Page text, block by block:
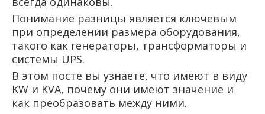
Понимание разницы является ключевым
при определении размера оборудования,
такого как генераторы, трансформаторы и
системы UPS.
В этом посте вы узнаете, что имеют в виду
KW и KVA, почему они имеют значение и
как преобразовать между ними.